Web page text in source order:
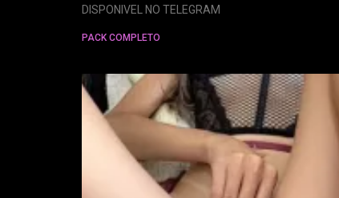
DISPONIVEL NO TELEGRAM
PACK COMPLETO